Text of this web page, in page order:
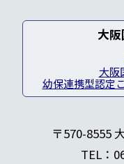
大
大阪
幼保連携型認定
〒570-8555
TEL：